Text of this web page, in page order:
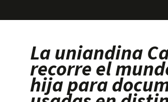
La uniandina
recorre el
hija para